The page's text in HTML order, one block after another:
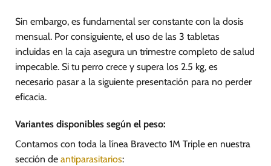
Sin embargo, es fundamental ser constante con la dosis
mensual. Por consiguiente, el uso de las 3 tabletas
incluidas en la caja asegura un trimestre completo de salud
impecable. Si tu perro crece y supera los 2.5 kg, es
necesario pasar a la siguiente presentación para no perder
eficacia.
Variantes disponibles según el peso:
Contamos con toda la línea Bravecto 1M Triple en nuestra
sección de antiparasitarios: